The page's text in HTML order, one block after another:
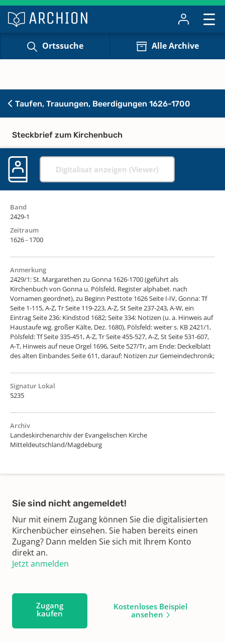
Ortssuche Alle Archive
Taufen, Trauungen, Beerdigungen 1626-1700
Steckbrief zum Kirchenbuch
Digitalisat anzeigen (Viewer)
Band
2429-1
Zeitraum
1626 - 1700
Anmerkung
2429/1: St. Margarethen zu Gonna 1626-1700 (geführt als
Kirchenbuch von Gonna u. Pölsfeld, Register alphabet. nach
Vornamen geordnet), zu Beginn Pesttote 1626 Seite I-IV, Gonna: Tf
Seite 1-115, A-Z, Tr Seite 119-223, A-Z, St Seite 237-243, A-W, ein
Eintrag Seite 236: Kindstod 1682; Seite 334: Notizen (u. a. Hinweis auf
Haustaufe wg. großer Kälte, Dez. 1680), Pölsfeld: weiter s. KB 2421/1,
Pölsfeld: Tf Seite 335-451, A-Z, Tr Seite 455-527, A-Z, St Seite 531-607,
A-T, Hinweis auf neue Orgel 1696, Seite 527/Tr, am Ende: Deckelblatt
des alten Einbandes Seite 611, darauf: Notizen zur Gemeindechronik;
Signatur Lokal
5235
Archiv
Landeskirchenarchiv der Evangelischen Kirche
Mitteldeutschland/Magdeburg
Sie sind nicht angemeldet!
Nur mit einem Zugang können Sie die digitalisierten
Kirchenbücher einsehen. Sie haben bereits einen
Zugang? Dann melden Sie sich mit Ihrem Konto
direkt an.
Jetzt anmelden
Zugang
kaufen
Kostenloses Beispiel
ansehen